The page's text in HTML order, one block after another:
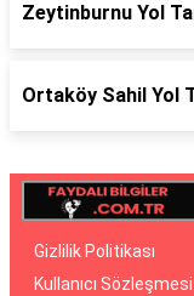
Zeytinburnu Yol
Ortaköy Sahil Yol
Gizlilik Politikası
Kullanıcı Sözleşmesi